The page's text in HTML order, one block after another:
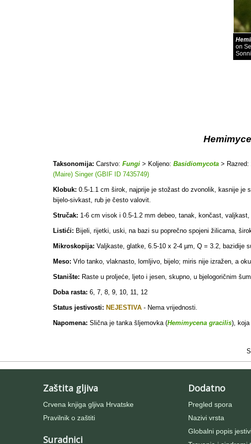
on
Taksonomija: Carstvo: Fungi > Koljeno: Basidiomycota > Razred:
(Maire) Singer (GBIF ID 7435749)
Klobuk: 0.5-1.1 cm širok, najprije je stožast do zvonolik, kasnije je
bijelo-sivkast, rub je često valovit.
Stručak: 1-6 cm visok i 0.5-1.2 mm debeo, tanak, končast,
Listići: Bijeli, rijetki, uski, na bazi su poprečno spojeni žilicama,
Mikroskopija: Valjkaste, glatke, 6.5-10 x 2-4 µm, Q = 3.2, bazidije
Meso: Vrlo tanko, vlaknasto, lomljivo, bijelo; miris nije izražen, a
Stanište: Raste u proljeće, ljeto i jesen, skupno, u bjelogoričnim
Doba rasta: 6, 7, 8, 9, 10, 11, 12
Status jestivosti: NEJESTIVA - Nema vrijednosti.
Napomena: Slična je tanka šljemovka (Hemimycena gracilis), koja
Zaštita gljiva
Crvena knjiga gljiva Hrvatske
Pravilnik o zaštiti
Suradnici
Dodatno
Pregled spora
Nazivi vrsta
Globalni popis